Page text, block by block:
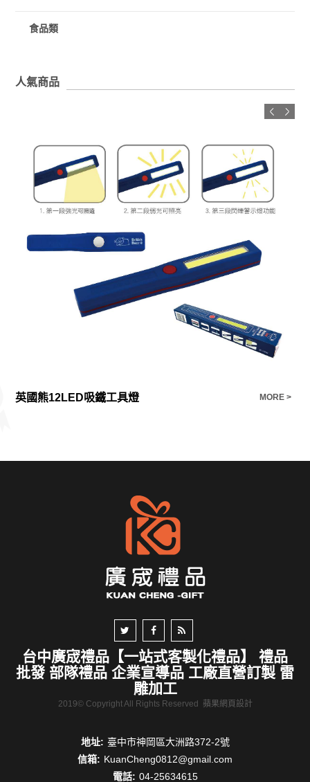
食品類
人氣商品
英國熊12LED吸鐵工具燈 MORE >
台中廣宬禮品【一站式客製化禮品】 禮品
批發 部隊禮品 企業宣導品 工廠直營訂製 雷
雕加工
2019© Copyright All Rights Reserved 蘋果網頁設計
地址: 臺中市神岡區大洲路372-2號
信箱: KuanCheng0812@gmail.com
電話: 04-25634615